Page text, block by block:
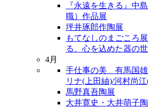
『永遠を生きる』中
職）作品展
坪井琢郎作陶展
もてなしのまごころ
る、心を込めた器の
4月
手仕事の美 有馬国雄
リナ(上田紬)/河村尚
馬野真吾陶展
大井寛史・大井萌子